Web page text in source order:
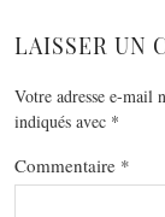
LAISSER UN
Votre adresse e-mail
indiqués avec *
Commentaire *